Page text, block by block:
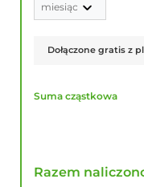
miesiąc
Dołączone gratis z
Suma cząstkowa
Razem